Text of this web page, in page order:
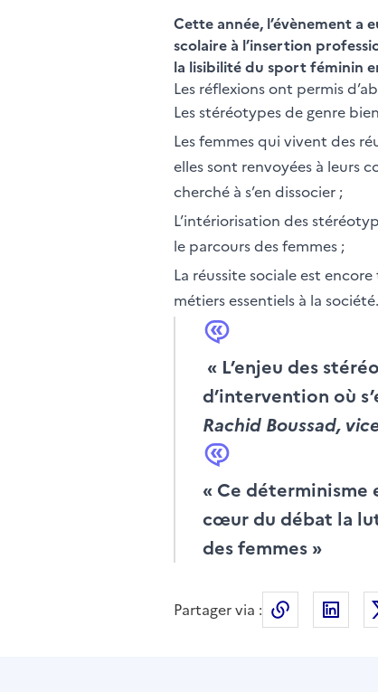
Cette année, l’évènement a
scolaire à l’insertion
la lisibilité du sport féminin
Les réflexions ont permis
Les stéréotypes de genre
Les femmes qui vivent des
elles sont renvoyées à leurs
cherché à s’en dissocier ;
L’intériorisation des
le parcours des femmes ;
La réussite sociale est
métiers essentiels à la société.
« L’enjeu des
d’intervention où
Rachid Boussad,
« Ce déterminisme
cœur du débat la
des femmes »
Partager via : Copier le